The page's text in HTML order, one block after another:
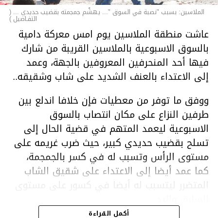
الملاسين: بسبب "نصبة في السوق "... يهشّم جمجمته بقضيب حديدي ... (
التفـاصيل )
عاشت منطقة الملاسين يوم امس معركة دامية
بالسوق الاسبوعية بالملاسين القريبة من شارك
فيها أحد المنحرفين المعروفين بالجهة، وعمد
إلى الاعتداء بالعنف الشديد على شاب وشقيقه..
ووفق ما توفر من معطيات فإن خلافا اندلع بين
طرفين النزاع على مكان انتصاب بالسوق
الاسبوعية ليعمد المتهم في قضية الحال إلى
تسلح بقضيب حديدي كبير، حيث ضرب غريمه على
مستوى الرأس وتسبب له في كسر بالجمجمة،
كما عمد أيضا إلى الاعتداء على شقيق الشاب
المتضرر ليتسبب له أيضا في كسور على مستوى
هذا وقد تمكن أعوان مركز الأمن الوطني بحي
أكمل القراءة